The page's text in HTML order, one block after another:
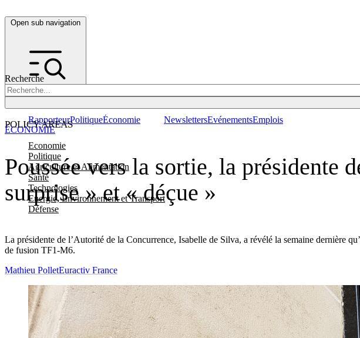
Open sub navigation
Recherche
POLICY AREAS
Economie
Politique
Agriculture et Alimentation
Santé
Technologies
Energie, Environnement et Transport
Défense
RapporteurPolitiqueÉconomie NewslettersEvénementsEmplois
Poussée vers la sortie, la présidente
surprise » et « déçue »
La présidente de l’Autorité de la Concurrence, Isabelle de Silva, a révélé la semaine dernière
de fusion TF1-M6.
ÉCONOMIE
Mathieu PolletEuractiv France